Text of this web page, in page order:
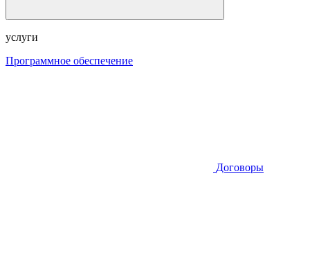
услуги
Программное обеспечение
Договоры